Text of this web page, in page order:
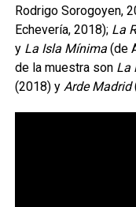
Rodrigo Sorogoyen,
Echevería, 2018); La
y La Isla Mínima(de
de la muestra son La
(2018) y Arde Madrid